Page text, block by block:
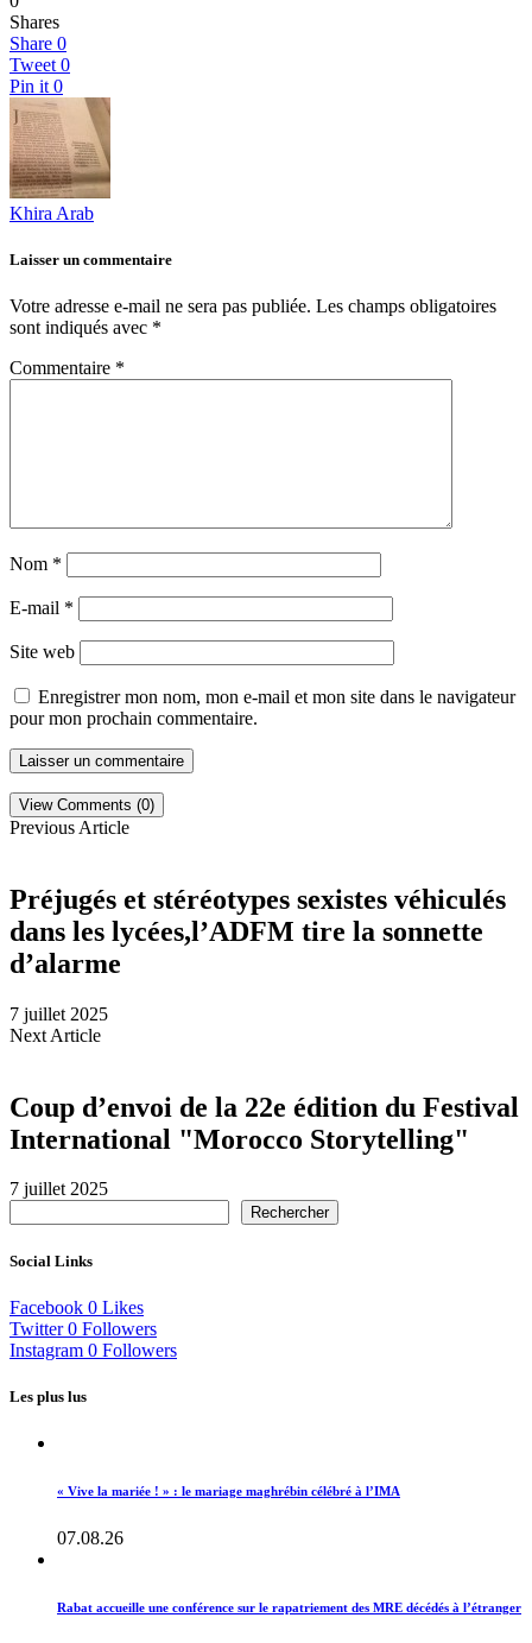
Shares
Share 0
Tweet 0
Pin it 0
Khira Arab
Laisser un commentaire
Votre adresse e-mail ne sera pas publiée. Les champs obligatoires
sont indiqués avec *
Commentaire *
Nom *
E-mail *
Site web
Enregistrer mon nom, mon e-mail et mon site dans le navigateur
pour mon prochain commentaire.
View Comments (0)
Previous Article
Préjugés et stéréotypes sexistes véhiculés
dans les lycées,l’ADFM tire la sonnette
d’alarme
7 juillet 2025
Next Article
Coup d’envoi de la 22e édition du Festival
International "Morocco Storytelling"
7 juillet 2025
Rechercher
Social Links
Facebook 0 Likes
Twitter 0 Followers
Instagram 0 Followers
Les plus lus
« Vive la mariée ! » : le mariage maghrébin célébré à l’IMA
07.08.26
Rabat accueille une conférence sur le rapatriement des MRE décédés à l’étranger